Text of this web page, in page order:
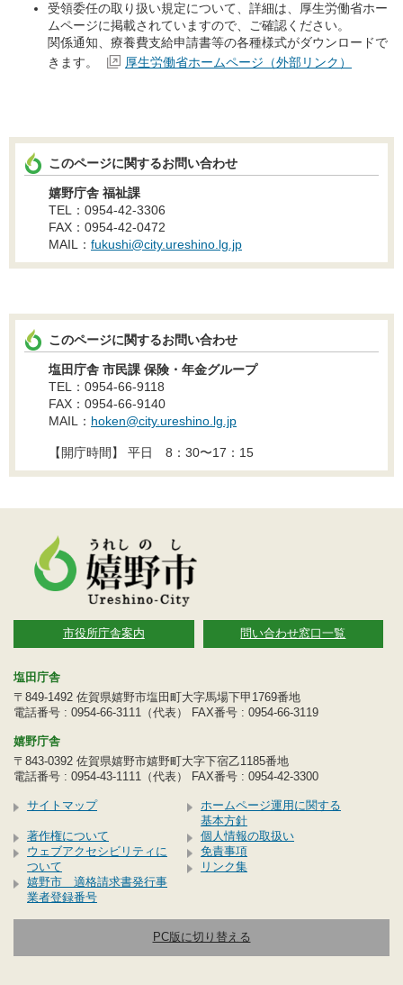
受領委任の取り扱い規定について、詳細は、厚生労働省ホー
ムページに掲載されていますので、ご確認ください。
関係通知、療養費支給申請書等の各種様式がダウンロードで
きます。
厚生労働省ホームページ（外部リンク）
このページに関するお問い合わせ
嬉野庁舎 福祉課
TEL：0954-42-3306
FAX：0954-42-0472
MAIL： fukushi@city.ureshino.lg.jp
このページに関するお問い合わせ
塩田庁舎 市民課 保険・年金グループ
TEL：0954-66-9118
FAX：0954-66-9140
MAIL： hoken@city.ureshino.lg.jp
【開庁時間】 平日 8：30〜17：15
市役所庁舎案内 問い合わせ窓口一覧
塩田庁舎
〒849-1492 佐賀県嬉野市塩田町大字馬場下甲1769番地
電話番号 : 0954-66-3111（代表） FAX番号 : 0954-66-3119
嬉野庁舎
〒843-0392 佐賀県嬉野市嬉野町大字下宿乙1185番地
電話番号 : 0954-43-1111（代表） FAX番号 : 0954-42-3300
サイトマップ
ホームページ運用に関する
基本方針
著作権について
個人情報の取扱い
ウェブアクセシビリティに
ついて
免責事項
リンク集
嬉野市 適格請求書発行事
業者登録番号
PC版に切り替える